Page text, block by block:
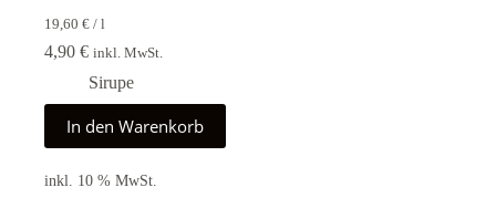
19,60 € / l
4,90 € inkl. MwSt.
Sirupe
In den Warenkorb
inkl. 10 % MwSt.